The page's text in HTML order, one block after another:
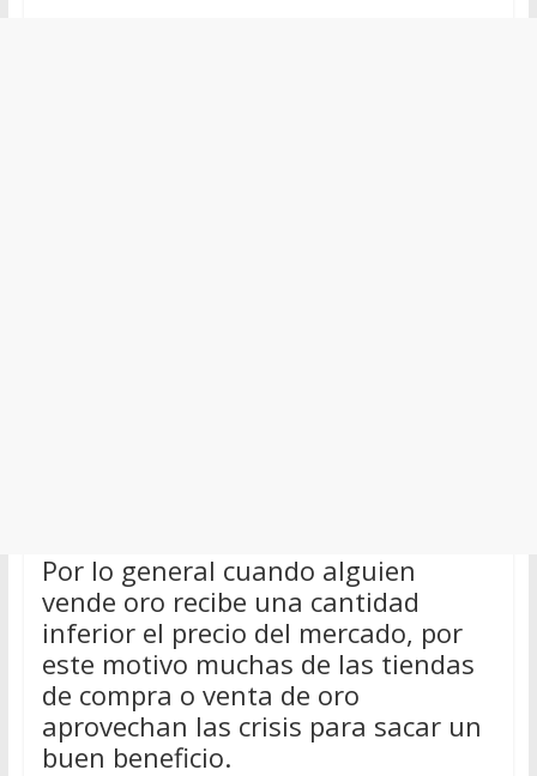
Por lo general cuando alguien
vende oro recibe una cantidad
inferior el precio del mercado, por
este motivo muchas de las tiendas
de compra o venta de oro
aprovechan las crisis para sacar un
buen beneficio.